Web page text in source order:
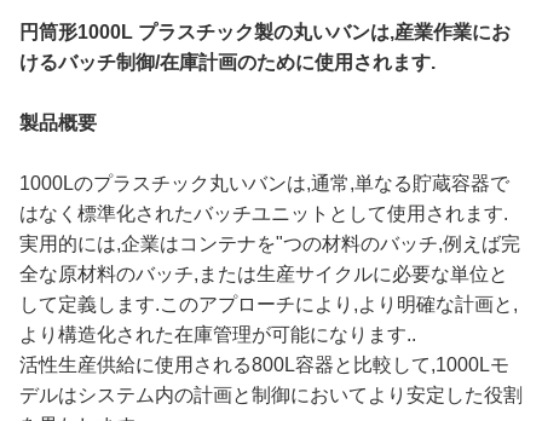
円筒形1000L プラスチック製の丸いバンは,産業作業にお
けるバッチ制御/在庫計画のために使用されます.
製品概要
1000Lのプラスチック丸いバンは,通常,単なる貯蔵容器で
はなく標準化されたバッチユニットとして使用されます.
実用的には,企業はコンテナを"つの材料のバッチ,例えば完
全な原材料のバッチ,または生産サイクルに必要な単位と
して定義します.このアプローチにより,より明確な計画と,
より構造化された在庫管理が可能になります..
活性生産供給に使用される800L容器と比較して,1000Lモ
デルはシステム内の計画と制御においてより安定した役割